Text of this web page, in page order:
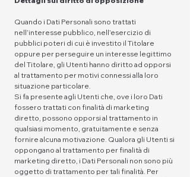
Quando i Dati Personali sono trattati
nell’interesse pubblico, nell’esercizio di
pubblici poteri di cui è investito il Titolare
oppure per perseguire un interesse legittimo
del Titolare, gli Utenti hanno diritto ad opporsi
al trattamento per motivi connessi alla loro
situazione particolare.
Si fa presente agli Utenti che, ove i loro Dati
fossero trattati con finalità di marketing
diretto, possono opporsi al trattamento in
qualsiasi momento, gratuitamente e senza
fornire alcuna motivazione. Qualora gli Utenti si
oppongano al trattamento per finalità di
marketing diretto, i Dati Personali non sono più
oggetto di trattamento per tali finalità. Per